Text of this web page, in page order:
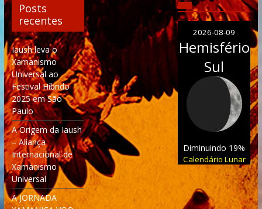
Posts
recentes
Iaush leva o
Xamanismo
Universal ao
Festival Híbrido
2025 em São
Paulo
A Origem da Iaush
– Aliança
Internacional de
Xamanismo
Universal
A JORNADA
2026-08-09
Hemisfério
Sul
Diminuindo 19%
Calendário Lunar